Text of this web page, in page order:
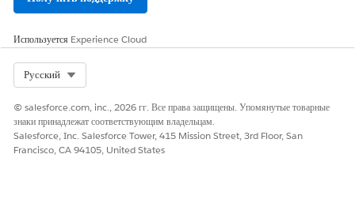
Прежде чем настраивать агента на помощь избирателям,
выполните данные предварительные требования.
Настройте и разверните учредительного агента для помощи LPI
на сайте Experience Cloud. Настройте нужные лицензии,
подготовьте руководства по политикам и разверните агента на
портале лицензий и разрешений.
Используется Experience Cloud
Русский
© salesforce.com, inc., 2026 гг. Все права защищены. Упомянутые товарные
знаки принадлежат соответствующим владельцам.
Salesforce, Inc. Salesforce Tower, 415 Mission Street, 3rd Floor, San
Francisco, CA 94105, United States